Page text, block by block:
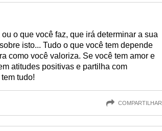
o que você faz, que irá determinar a sua
isto... Tudo o que você tem depende
como você valoriza. Se você tem amor e
atitudes positivas e partilha com
tudo!
COMPARTILHAR